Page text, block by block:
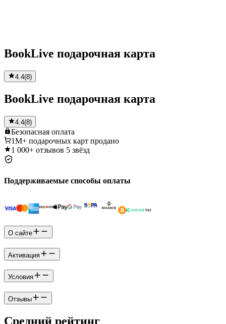
BookLive подарочная карта
4.4(8)
BookLive подарочная карта
4.4(8)
Безопасная оплата
1M+ подарочных карт продано
1 000+ отзывов 5 звёзд
Поддерживаемые способы оплаты
О сайте
Активация
Условия
Отзывы
Средний рейтинг